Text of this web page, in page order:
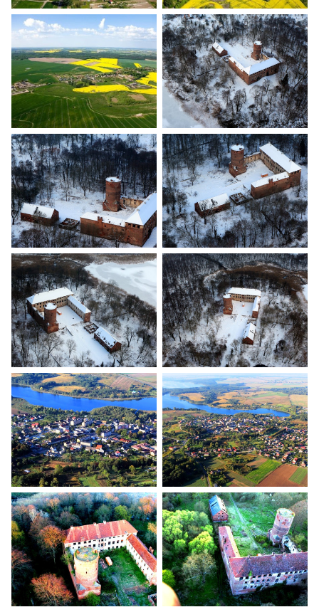
Banie z lotu ptaka Banie z lotu ptaka
Banie z lotu ptaka Banie z lotu ptaka
Banie z lotu ptaka Banie z lotu ptaka
Banie z lotu ptaka Banie z lotu ptaka
Banie z lotu ptaka Banie z lotu ptaka